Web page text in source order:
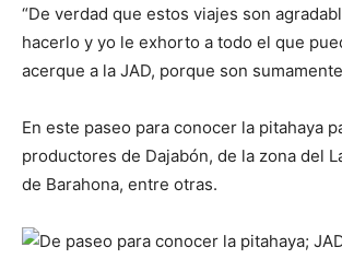
“De verdad que estos viajes son
hacerlo y yo le exhorto a todo el que
acerque a la JAD, porque son
En este paseo para conocer la pitahaya
productores de Dajabón, de la zona del
de Barahona, entre otras.